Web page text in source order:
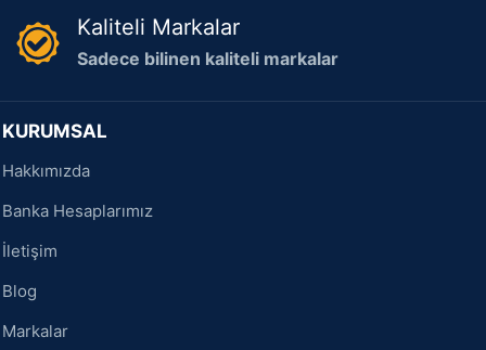
Kaliteli Markalar
Sadece bilinen kaliteli markalar
KURUMSAL
Hakkımızda
Banka Hesaplarımız
İletişim
Blog
Markalar